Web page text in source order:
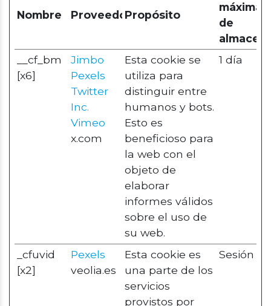
Nombre ProveedorPropósito
máxima
de
__cf_bm
[x6]
Jimbo
Pexels
Twitter
Inc.
Vimeo
x.com
Esta cookie se
utiliza para
distinguir entre
humanos y bots.
Esto es
beneficioso para
la web con el
objeto de
elaborar
informes válidos
sobre el uso de
su web.
1 día
_cfuvid
[x2]
Pexels
veolia.es
Esta cookie es
una parte de los
servicios
provistos por
Sesión